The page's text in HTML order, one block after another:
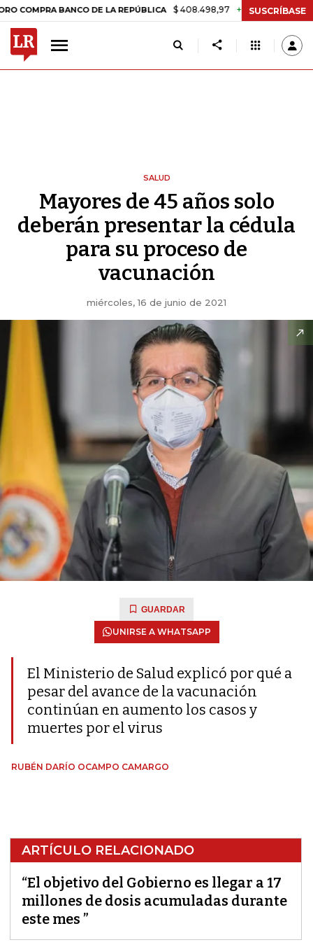
BANCO DE LA REPÚBLICA $ 408.498,97 +$ 8.753,81 +2,19%
SUSCRÍBASE
SALUD
Mayores de 45 años solo
deberán presentar la cédula
para su proceso de
vacunación
miércoles, 16 de junio de 2021
GUARDAR
UNIRSE A WHATSAPP
El Ministerio de Salud explicó por qué a
pesar del avance de la vacunación
continúan en aumento los casos y
muertes por el virus
RUBÉN DARÍO OCAMPO CAMARGO
ARTÍCULO RELACIONADO
“El objetivo del Gobierno es llegar a 17
millones de dosis acumuladas durante
este mes ”